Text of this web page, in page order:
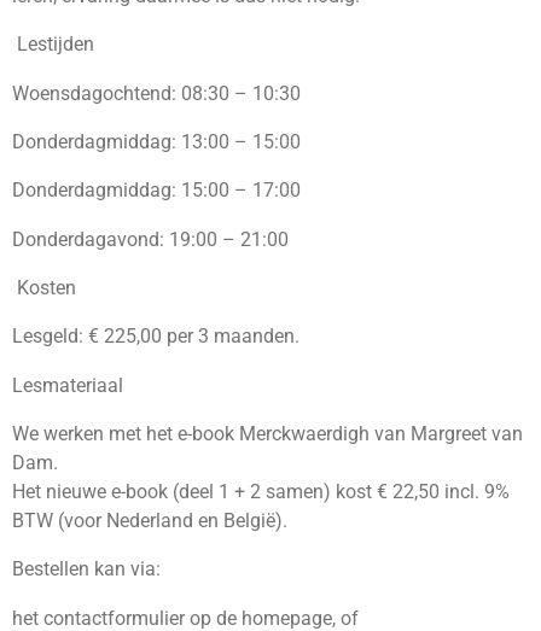
Lestijden
Woensdagochtend: 08:30 – 10:30
Donderdagmiddag: 13:00 – 15:00
Donderdagmiddag: 15:00 – 17:00
Donderdagavond: 19:00 – 21:00
Kosten
Lesgeld: € 225,00 per 3 maanden.
Lesmateriaal
We werken met het e-book Merckwaerdigh van Margreet van
Dam.
Het nieuwe e-book (deel 1 + 2 samen) kost € 22,50 incl. 9%
BTW (voor Nederland en België).
Bestellen kan via:
het contactformulier op de homepage, of